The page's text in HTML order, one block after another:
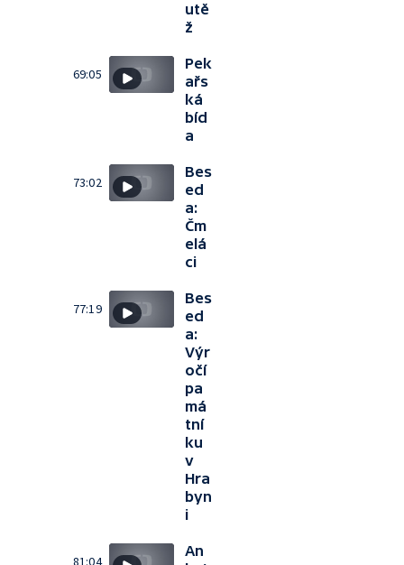
utě
ž
69:05
Pek
ařs
ká
bíd
a
73:02
Bes
ed
a:
Čm
elá
ci
77:19
Bes
ed
a:
Výr
očí
pa
má
tní
ku
v
Hra
byn
i
81:04
An